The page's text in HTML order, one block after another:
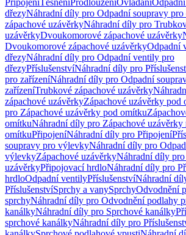
PřipojeníTěsněníProdlouženíOvládání
dřezyNáhradní díly pro Odpadní soupravy pro
zápachové uzávěrkyNáhradní díly pro
uzávěrkyDvoukomorové zápachové uzávěrky
Dvoukomorové zápachové uzávěrkyOdpadní
dřezyNáhradní díly pro Odpadní ventily pro
dřezyPříslušenstvíNáhradní díly pro
pro zařízeníNáhradní díly pro Odpadní
zařízeníTrubkové zápachové uzávěrky
zápachové uzávěrkyZápachové uzávěrky pod
pro Zápachové uzávěrky pod omítku
omítkuNáhradní díly pro Zápachové uzávěrky
omítkuPřipojeníNáhradní díly pro Připojení
soupravy pro výlevkyNáhradní díly pro
výlevkyZápachové uzávěrkyNáhradní díly
uzávěrkyPřipojovací hrdloNáhradní díly pro
hrdloOdpadní ventilyPříslušenstvíNáhradní
PříslušenstvíSprchy a vanySprchyOdvodnění
sprchyNáhradní díly pro Odvodnění podlahy
kanálkyNáhradní díly pro Sprchové kanálky
sprchové kanálkyNáhradní díly pro